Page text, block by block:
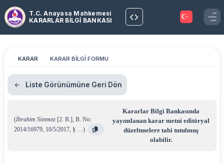
T.C. Anayasa Mahkemesi
KARARLAR BİLGİ BANKASI
KARAR KARAR BİLGİ FORMU
Liste Görünümüne Geri Dön
(İbrahim Sönmez [2. B.], B. No:
2014/16979, 10/5/2017, § …)
Kararlar Bilgi Bankasında
yayımlanan karar metni editöryal
düzeltmelere tabi tutulmuş
olabilir.